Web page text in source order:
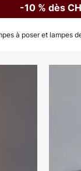
-10 % dès
à poser et lampes